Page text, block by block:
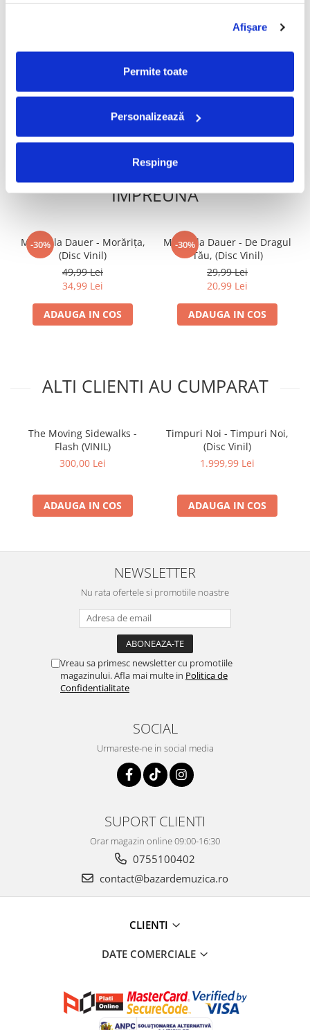
Afişare
Permite toate
Personalizează
Respinge
Vinil)
29,99 Lei
ADAUGA IN COS
Ștefan Hrușcă - La Săvârșitu
100,00 Lei
ADAUGA IN COS
FRECVENT CUMPARATE
IMPREUNA
-30%
Mirabela Dauer - Morărița,
(Disc Vinil)
49,99 Lei
34,99 Lei
ADAUGA IN COS
-30%
Mirabela Dauer - De Dragul
Tău, (Disc Vinil)
29,99 Lei
20,99 Lei
ADAUGA IN COS
ALTI CLIENTI AU CUMPARAT
The Moving Sidewalks -
Flash (VINIL)
300,00 Lei
ADAUGA IN COS
Timpuri Noi - Timpuri Noi,
(Disc Vinil)
1.999,99 Lei
ADAUGA IN COS
NEWSLETTER
Nu rata ofertele si promotiile noastre
Vreau sa primesc newsletter cu promotiile
magazinului. Afla mai multe in Politica de
Confidentialitate
SOCIAL
Urmareste-ne in social media
SUPORT CLIENTI
Orar magazin online 09:00-16:30
0755100402
contact@bazardemuzica.ro
CLIENTI
DATE COMERCIALE